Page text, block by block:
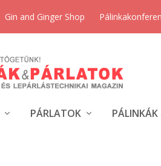
Gin and Ginger Shop
PÁRLATOK PÁLINKÁK